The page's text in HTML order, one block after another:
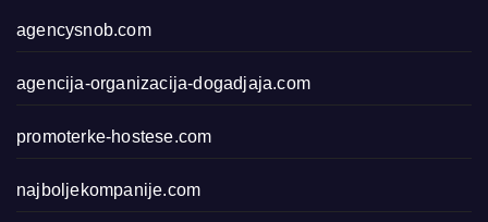
agencysnob.com
agencija-organizacija-dogadjaja.com
promoterke-hostese.com
najboljekompanije.com